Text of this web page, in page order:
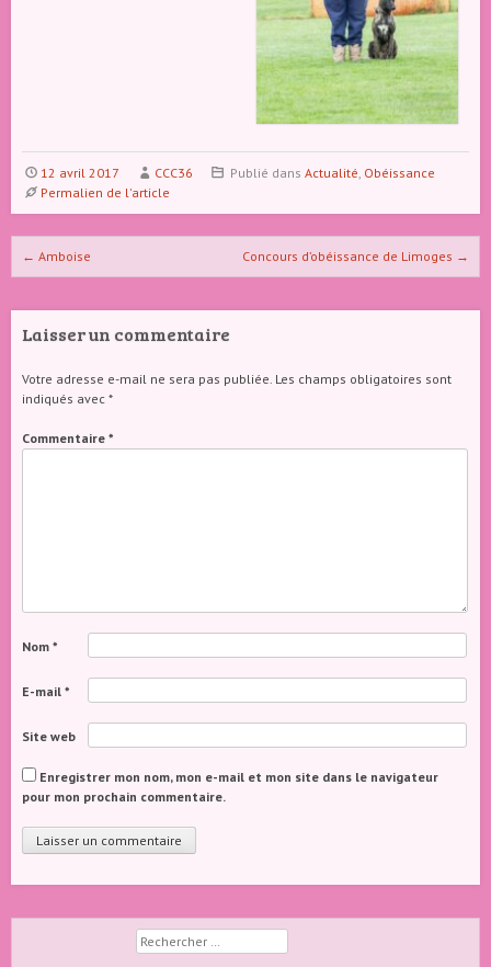
12 avril 2017 CCC36 Publié dansActualité Obéissance
Permalien de l'article
Naviguer dans les articles
← Amboise Concours d’obéissance de Limoges →
Laisser un commentaire
Votre adresse e-mail ne sera pas publiée. Les champs obligatoires sont
indiqués avec *
Commentaire *
Nom *
E-mail *
Site web
Enregistrer mon nom, mon e-mail et mon site dans le navigateur
pour mon prochain commentaire.
Rechercher